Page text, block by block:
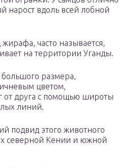
нарост вдоль всей лобной
часто называется,
на территории Уганды.
размера,
цветом,
от друга с помощью широты
линий.
подвид этого животного
северной Кении и южной